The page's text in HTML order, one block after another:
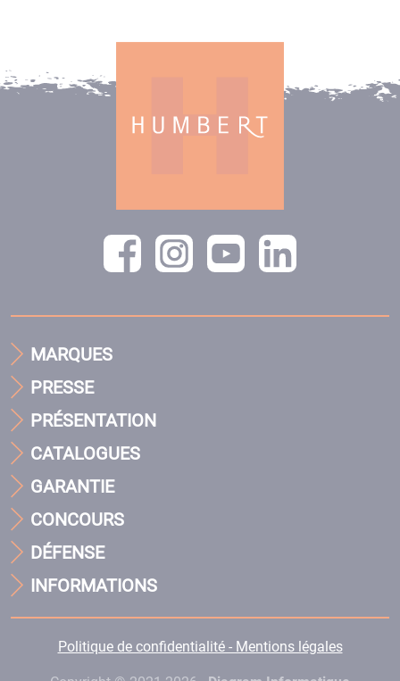
MARQUES
PRESSE
PRÉSENTATION
CATALOGUES
GARANTIE
CONCOURS
DÉFENSE
INFORMATIONS
Politique de confidentialité - Mentions légales